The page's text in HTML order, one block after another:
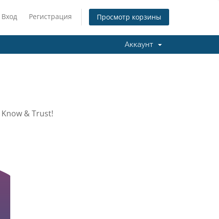
Вход Регистрация Просмотр корзины
Аккаунт
& Trust!